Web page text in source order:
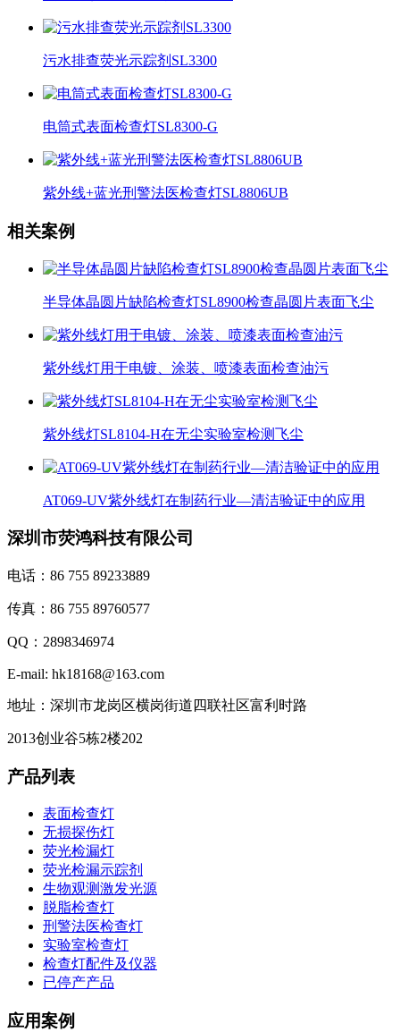
污水排查荧光示踪剂SL3300
电筒式表面检查灯SL8300-G
紫外线+蓝光刑警法医检查灯SL8806UB
相关案例
半导体晶圆片缺陷检查灯SL8900检查晶圆片表面飞尘
紫外线灯用于电镀、涂装、喷漆表面检查油污
紫外线灯SL8104-H在无尘实验室检测飞尘
AT069-UV紫外线灯在制药行业—清洁验证中的应用
深圳市荧鸿科技有限公司
电话：86 755 89233889
传真：86 755 89760577
QQ：2898346974
E-mail: hk18168@163.com
地址：深圳市龙岗区横岗街道四联社区富利时路
2013创业谷5栋2楼202
产品列表
表面检查灯
无损探伤灯
荧光检漏灯
荧光检漏示踪剂
生物观测激发光源
脱脂检查灯
刑警法医检查灯
实验室检查灯
检查灯配件及仪器
已停产产品
应用案例